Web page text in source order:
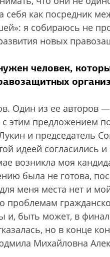
себя как посредник
я собираюсь не
новых
человек,
Один из ее авторов
этим предложением
и председатель
идеей согласились и
возникла моя
была не готова,
меня места нет и
проблемам
и, быть может, в
но в конце
Михайловна